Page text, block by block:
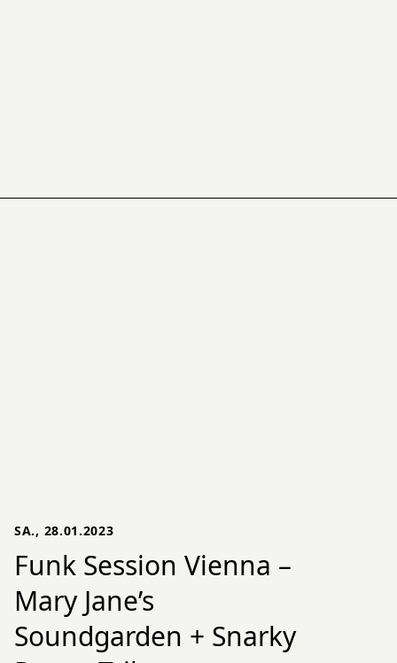
SA., 28.01.2023
Funk Session Vienna –
Mary Jane’s
Soundgarden + Snarky